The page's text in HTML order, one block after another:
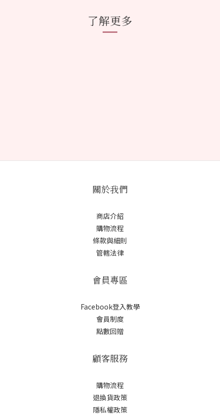
了解更多
關於我們
商店介紹
購物流程
條款與細則
管轄法律
會員專區
Facebook登入教學
會員制度
點數回贈
顧客服務
購物流程
退換貨政策
隱私權政策